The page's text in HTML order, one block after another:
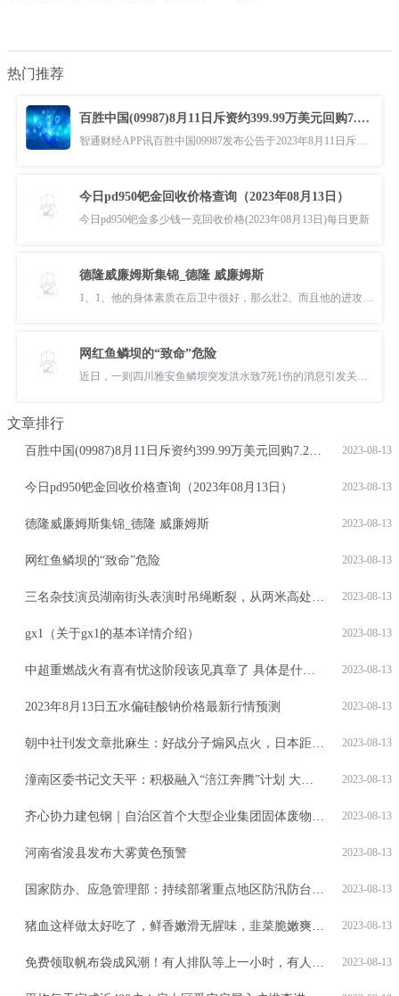
热门推荐
百胜中国(09987)8月11日斥资约399.99万美元回购7.2万股
智通财经APP讯百胜中国09987发布公告于2023年8月11日斥资约39999万美元
今日pd950钯金回收价格查询（2023年08月13日）
今日pd950钯金多少钱一克回收价格(2023年08月13日)每日更新
德隆威廉姆斯集锦_德隆 威廉姆斯
1、1、他的身体素质在后卫中很好，那么壮2、而且他的进攻能力在组织后
网红鱼鳞坝的“致命”危险
文章排行
2023-08-13
百胜中国(09987)8月11日斥资约399.99万美元回购7.2万股
2023-08-13
今日pd950钯金回收价格查询（2023年08月13日）
2023-08-13
德隆威廉姆斯集锦_德隆 威廉姆斯
2023-08-13
网红鱼鳞坝的“致命”危险
2023-08-13
三名杂技演员湖南街头表演时吊绳断裂，从两米高处坠地，医院：伤者打针后离开
2023-08-13
gx1（关于gx1的基本详情介绍）
2023-08-13
中超重燃战火有喜有忧这阶段该见真章了 具体是什么情况?
2023-08-13
2023年8月13日五水偏硅酸钠价格最新行情预测
2023-08-13
朝中社刊发文章批麻生：好战分子煽风点火，日本距毁灭深渊只差一步
2023-08-13
潼南区委书记文天平：积极融入“涪江奔腾”计划 大力推进乡村振兴
2023-08-13
齐心协力建包钢｜自治区首个大型企业集团固体废物环境管理示范基地落户包钢
2023-08-13
河南省浚县发布大雾黄色预警
2023-08-13
国家防办、应急管理部：持续部署重点地区防汛防台风工作
2023-08-13
猪血这样做太好吃了，鲜香嫩滑无腥味，韭菜脆嫩爽口，美味又下饭
2023-08-13
免费领取帆布袋成风潮！有人排队等上一小时，有人从徐汇追到长宁